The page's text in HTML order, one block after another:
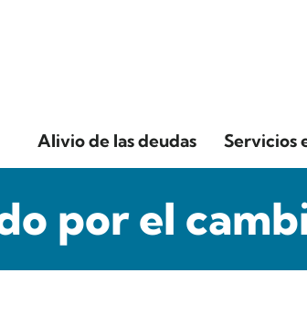
Alivio de las deudas Servicios
por el